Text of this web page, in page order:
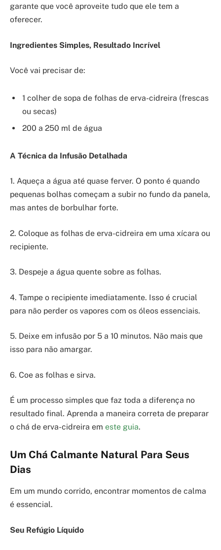
garante que você aproveite tudo que ele tem a
oferecer.
Ingredientes Simples, Resultado Incrível
Você vai precisar de:
1 colher de sopa de folhas de erva-cidreira (frescas
ou secas)
200 a 250 ml de água
A Técnica da Infusão Detalhada
1. Aqueça a água até quase ferver. O ponto é quando
pequenas bolhas começam a subir no fundo da panela,
mas antes de borbulhar forte.
2. Coloque as folhas de erva-cidreira em uma xícara ou
recipiente.
3. Despeje a água quente sobre as folhas.
4. Tampe o recipiente imediatamente. Isso é crucial
para não perder os vapores com os óleos essenciais.
5. Deixe em infusão por 5 a 10 minutos. Não mais que
isso para não amargar.
6. Coe as folhas e sirva.
É um processo simples que faz toda a diferença no
resultado final. Aprenda a maneira correta de preparar
o chá de erva-cidreira em este guia.
Um Chá Calmante Natural Para Seus
Dias
Em um mundo corrido, encontrar momentos de calma
é essencial.
Seu Refúgio Líquido